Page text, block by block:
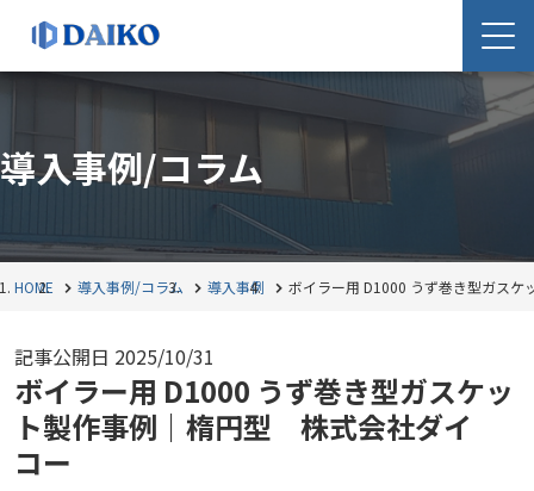
導入事例/コラム
HOME 導入事例/コラム 導入事例 ボイラー用 D1000 うず巻き型ガス
記事公開日 2025/10/31
ボイラー用 D1000 うず巻き型ガスケッ
ト製作事例｜楕円型 株式会社ダイ
コー